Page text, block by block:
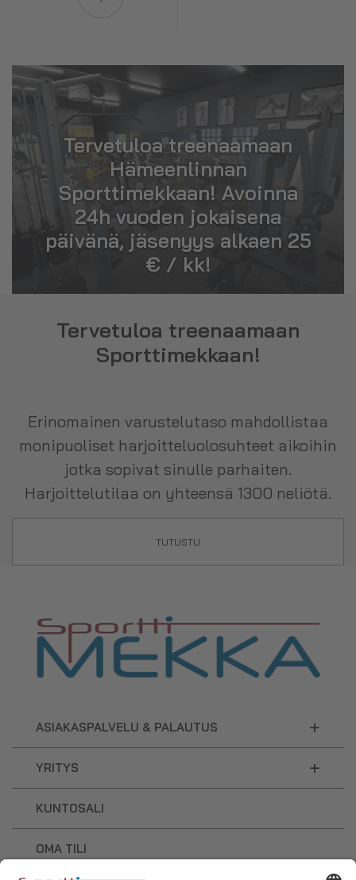
Tervetuloa treenaamaan
Hämeenlinnan
Sporttimekkaan! Avoinna
24h vuoden jokaisena
päivänä, jäsenyys alkaen 25
€ / kk!
Tervetuloa treenaamaan
Sporttimekkaan!
Erinomainen varustelutaso mahdollistaa
monipuoliset harjoitteluolosuhteet aikoihin
jotka sopivat sinulle parhaiten.
Harjoittelutilaa on yhteensä 1300 neliötä.
TUTUSTU
ASIAKASPALVELU & PALAUTUS +
YRITYS +
KUNTOSALI
OMA TILI